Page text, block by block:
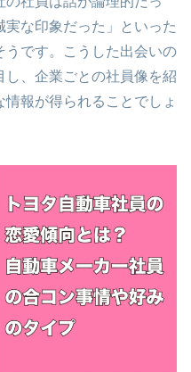
な印象だった」といった
うです。こうした出会いの
、企業ごとの社員像を紹
報が得られることでしょ